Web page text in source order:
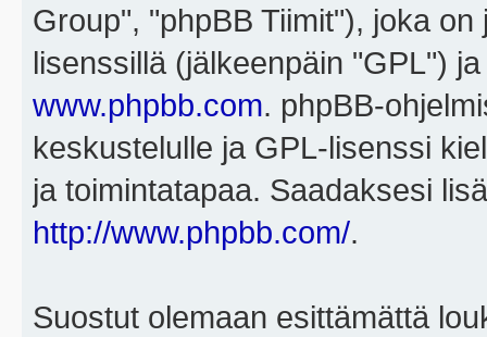
Group", "phpBB Tiimit"), joka on
lisenssillä (jälkeenpäin "GPL")
www.phpbb.com. phpBB-
keskustelulle ja GPL-lisenssi
ja toimintatapaa. Saadaksesi
http://www.phpbb.com/.
Suostut olemaan esittämättä